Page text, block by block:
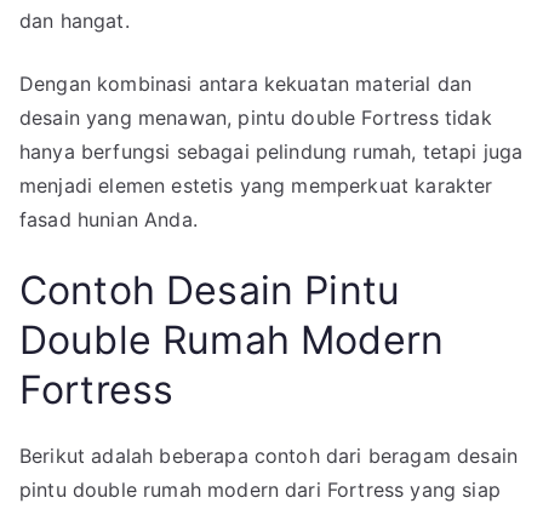
dan hangat.
Dengan kombinasi antara kekuatan material dan
desain yang menawan, pintu double Fortress tidak
hanya berfungsi sebagai pelindung rumah, tetapi juga
menjadi elemen estetis yang memperkuat karakter
fasad hunian Anda.
Contoh Desain Pintu
Double Rumah Modern
Fortress
Berikut adalah beberapa contoh dari beragam desain
pintu double rumah modern dari Fortress yang siap